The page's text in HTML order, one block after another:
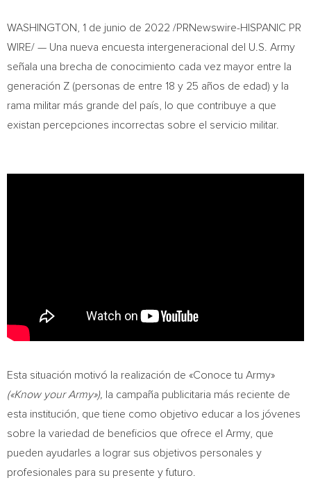
WASHINGTON 1 de junio de 2022 /PRNewswire-HISPANIC PR
WIRE/ — Una nueva encuesta intergeneracional del U.S. Army
señala una brecha de conocimiento cada vez mayor entre la
generación Z (personas de entre 18 y 25 años de edad) y la
rama militar más grande del país, lo que contribuye a que
existan percepciones incorrectas sobre el servicio militar.
Esta situación motivó la realización de «Conoce tu Army»
(«Know your Army»),
la campaña publicitaria más reciente de
esta institución, que tiene como objetivo educar a los jóvenes
sobre la variedad de beneficios que ofrece el Army, que
pueden ayudarles a lograr sus objetivos personales y
profesionales para su presente y futuro.